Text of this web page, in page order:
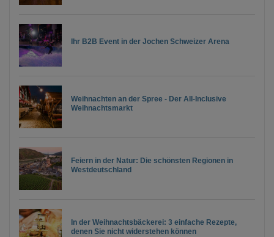
Ihr B2B Event in der Jochen Schweizer Arena
Weihnachten an der Spree - Der All-Inclusive
Weihnachtsmarkt
Feiern in der Natur: Die schönsten Regionen in
Westdeutschland
In der Weihnachtsbäckerei: 3 einfache Rezepte,
denen Sie nicht widerstehen können